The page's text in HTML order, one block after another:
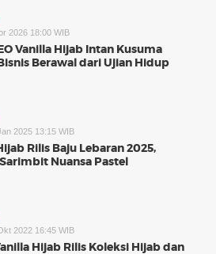
2026 18:00 WIB
Vanilla Hijab Intan Kusuma
Berawal dari Ujian Hidup
2025 13:15 WIB
Rilis Baju Lebaran 2025,
Nuansa Pastel
2022 16:45 WIB
Hijab Rilis Koleksi Hijab dan